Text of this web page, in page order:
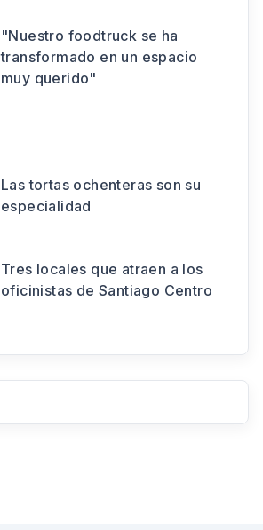
"Nuestro foodtruck se ha
transformado en un espacio
muy querido"
Las tortas ochenteras son su
especialidad
Tres locales que atraen a los
oficinistas de Santiago Centro